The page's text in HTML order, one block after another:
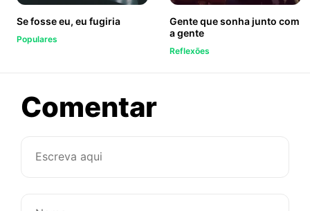
Se fosse eu, eu fugiria
Populares
Gente que sonha junto com
a gente
Reflexões
Comentarsobre